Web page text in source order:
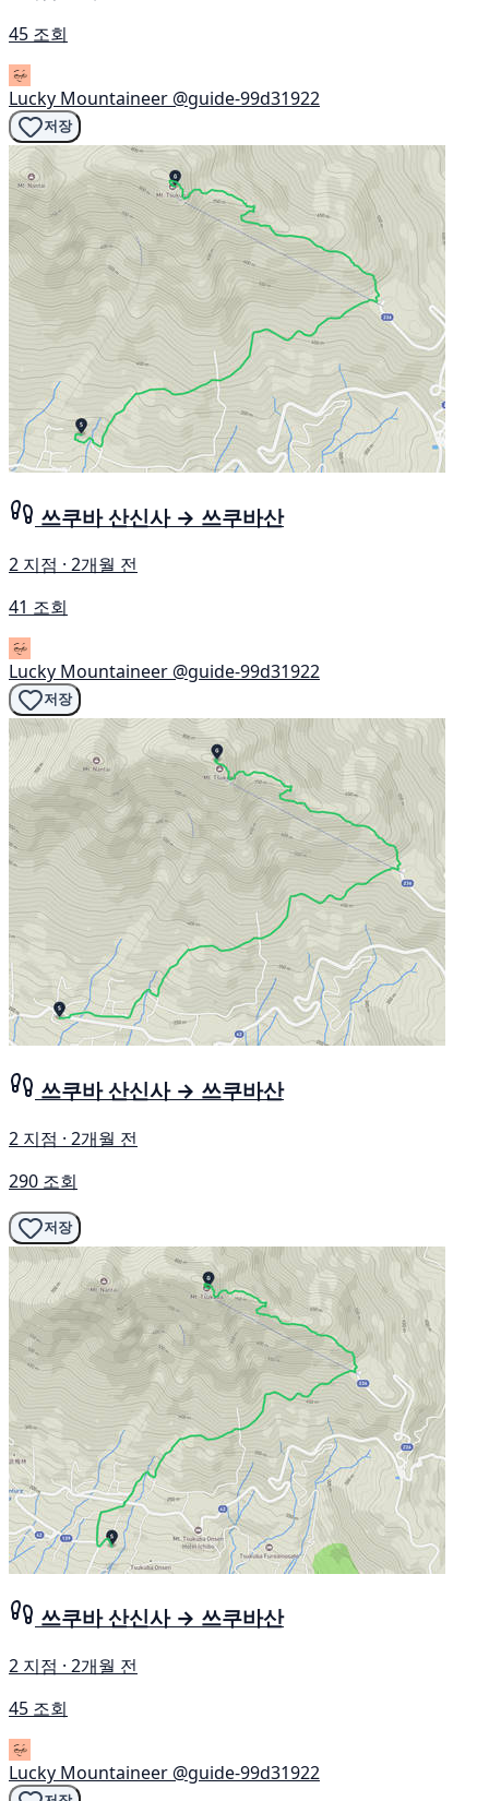
45 조회
Lucky Mountaineer @guide-99d31922
저장
쓰쿠바 산신사 → 쓰쿠바산
2 지점 · 2개월 전
41 조회
Lucky Mountaineer @guide-99d31922
저장
쓰쿠바 산신사 → 쓰쿠바산
2 지점 · 2개월 전
290 조회
저장
쓰쿠바 산신사 → 쓰쿠바산
2 지점 · 2개월 전
45 조회
Lucky Mountaineer @guide-99d31922